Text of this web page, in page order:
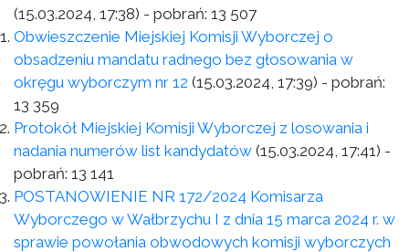
(15.03.2024, 17:38) - pobrań: 13 507
Obwieszczenie Miejskiej Komisji Wyborczej o
obsadzeniu mandatu radnego bez głosowania w
okręgu wyborczym nr 12 (15.03.2024, 17:39) - pobrań:
13 359
Protokół Miejskiej Komisji Wyborczej z losowania i
nadania numerów list kandydatów (15.03.2024, 17:41) -
pobrań: 13 141
POSTANOWIENIE NR 172/2024 Komisarza
Wyborczego w Wałbrzychu I z dnia 15 marca 2024 r. w
sprawie powołania obwodowych komisji wyborczych